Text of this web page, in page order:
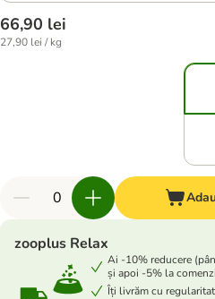
66,90 lei
27,90 lei / kg
zooplus Relax
Ai -10% reducere
și apoi -5% la
Îți livrăm cu